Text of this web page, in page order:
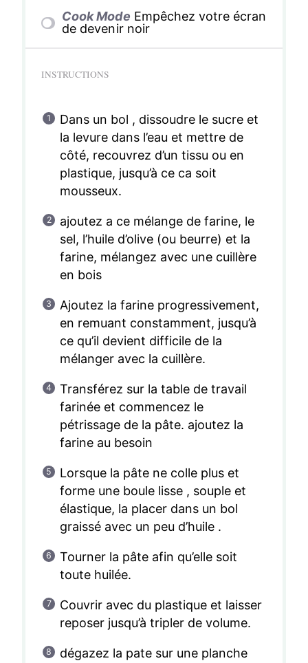
Cook Mode Empêchez votre écran
de devenir noir
INSTRUCTIONS
Dans un bol , dissoudre le sucre et
la levure dans l’eau et mettre de
côté, recouvrez d’un tissu ou en
plastique, jusqu’à ce ca soit
mousseux.
ajoutez a ce mélange de farine, le
sel, l’huile d’olive (ou beurre) et la
farine, mélangez avec une cuillère
en bois
Ajoutez la farine progressivement,
en remuant constamment, jusqu’à
ce qu’il devient difficile de la
mélanger avec la cuillère.
Transférez sur la table de travail
farinée et commencez le
pétrissage de la pâte. ajoutez la
farine au besoin
Lorsque la pâte ne colle plus et
forme une boule lisse , souple et
élastique, la placer dans un bol
graissé avec un peu d’huile .
Tourner la pâte afin qu’elle soit
toute huilée.
Couvrir avec du plastique et laisser
reposer jusqu’à tripler de volume.
dégazez la pate sur une planche